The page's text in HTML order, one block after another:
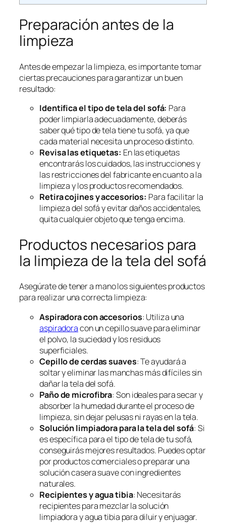
Preparación antes de la
limpieza
Antes de empezar la limpieza, es importante tomar
ciertas precauciones para garantizar un buen
resultado:
Identifica el tipo de tela del sofá: Para
poder limpiarla adecuadamente, deberás
saber qué tipo de tela tiene tu sofá, ya que
cada material necesita un proceso distinto.
Revisa las etiquetas: En las etiquetas
encontrarás los cuidados, las instrucciones y
las restricciones del fabricante en cuanto a la
limpieza y los productos recomendados.
Retira cojines y accesorios: Para facilitar la
limpieza del sofá y evitar daños accidentales,
quita cualquier objeto que tenga encima.
Productos necesarios para
la limpieza de la tela del sofá
Asegúrate de tener a mano los siguientes productos
para realizar una correcta limpieza:
Aspiradora con accesorios: Utiliza una
aspiradoracon un cepillo suave para eliminar
el polvo, la suciedad y los residuos
superficiales.
Cepillo de cerdas suaves: Te ayudará a
soltar y eliminar las manchas más difíciles sin
dañar la tela del sofá.
Paño de microfibra: Son ideales para secar y
absorber la humedad durante el proceso de
limpieza, sin dejar pelusas ni rayas en la tela.
Solución limpiadora para la tela del sofá: Si
es específica para el tipo de tela de tu sofá,
conseguirás mejores resultados. Puedes optar
por productos comerciales o preparar una
solución casera suave con ingredientes
naturales.
Recipientes y agua tibia: Necesitarás
recipientes para mezclar la solución
limpiadora y agua tibia para diluir y enjuagar.